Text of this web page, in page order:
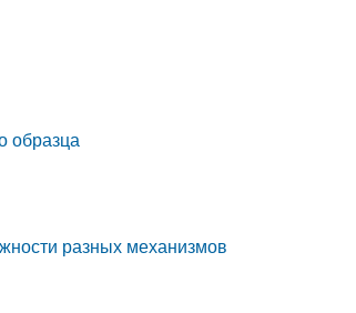
образца
разных механизмов